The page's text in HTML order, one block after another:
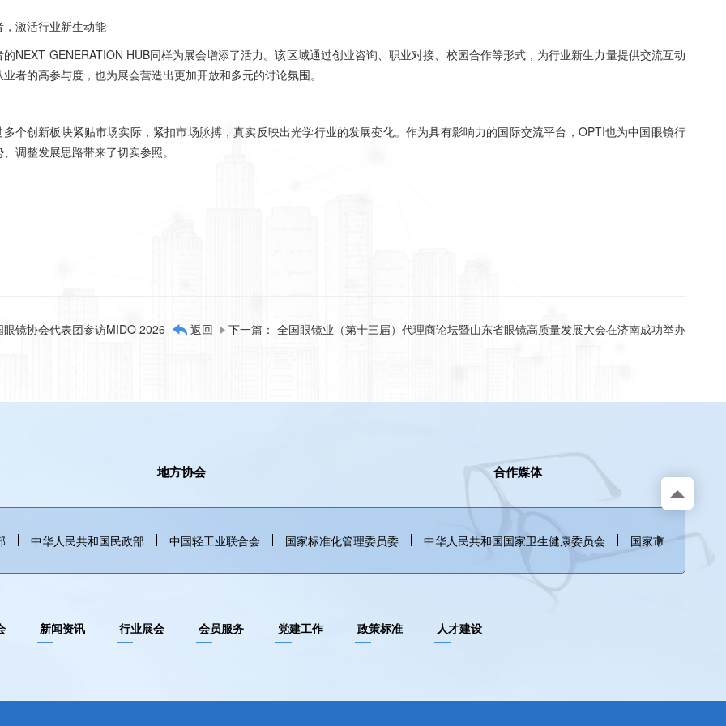
激活行业新生动能
NEXT GENERATION HUB同样为展会增添了活力。该区域通过创业咨询、职业对接、校园合作等形式，为行业新生力量提供交流互动
者的高参与度，也为展会营造出更加开放和多元的讨论氛围。
个创新板块紧贴市场实际，紧扣市场脉搏，真实反映出光学行业的发展变化。作为具有影响力的国际交流平台，OPTI也为中国眼镜行
调整发展思路带来了切实参照。
眼镜协会代表团参访MIDO 2026 返回 下一篇： 全国眼镜业（第十三届）代理商论坛暨山东省眼镜高质量发展大会在济南成功举办
地方协会 合作媒体
中华人民共和国民政部 中国轻工业联合会 国家标准化管理委员委 中华人民共和国国家卫生健康委员会 国家市场监督管理
新闻资讯 行业展会 会员服务 党建工作 政策标准 人才建设